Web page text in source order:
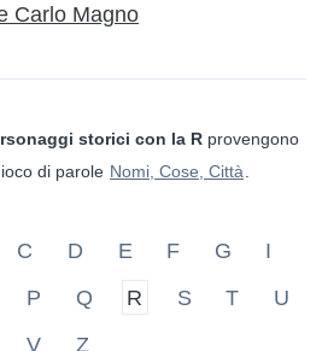
Carlo Magno
storici con la R provengono
di parole Nomi, Cose, Città
C D E F G
I
P Q R S T
U
V
Z